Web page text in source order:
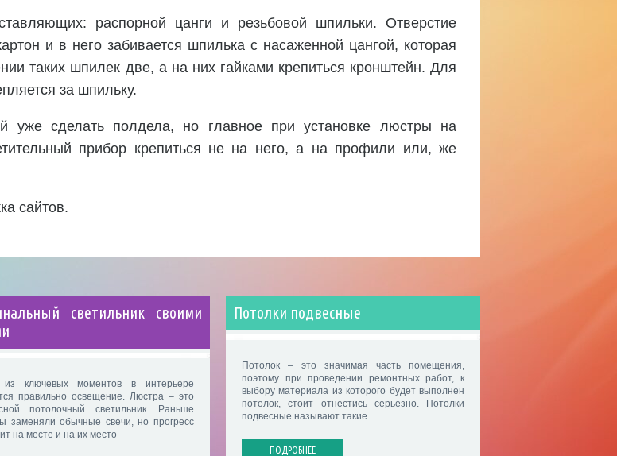
распорной цанги и резьбовой шпильки. Отверстие
и в него забивается шпилька с насаженной цангой, которая
таких шпилек две, а на них гайками крепиться кронштейн. Для
за шпильку.
уже сделать полдела, но главное при установке люстры на
прибор крепиться не на него, а на профили или, же
сайтов.
светильник своими
ключевых моментов в интерьере
правильно освещение. Люстра – это
потолочный светильник. Раньше
заменяли обычные свечи, но прогресс
на месте и на их место
Потолки подвесные
Потолок – это значимая часть помещения,
поэтому при проведении ремонтных работ, к
выбору материала из которого будет выполнен
потолок, стоит отнестись серьезно. Потолки
подвесные называют такие
ПОДРОБНЕЕ